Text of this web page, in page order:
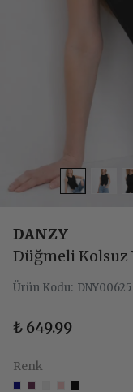
DANZY
Düğmeli Kolsuz
Ürün Kodu: DNY00625
₺ 649.99
Renk